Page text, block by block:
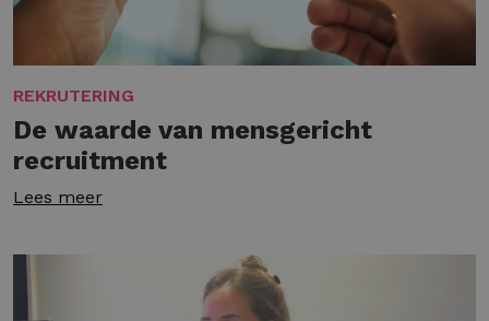
REKRUTERING
De waarde van mensgericht
recruitment
Lees meer